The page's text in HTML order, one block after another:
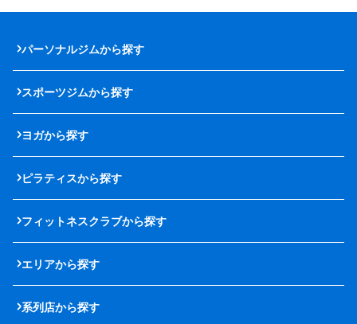
パーソナルジムから探す
スポーツジムから探す
ヨガから探す
ピラティスから探す
フィットネスクラブから探す
エリアから探す
系列店から探す